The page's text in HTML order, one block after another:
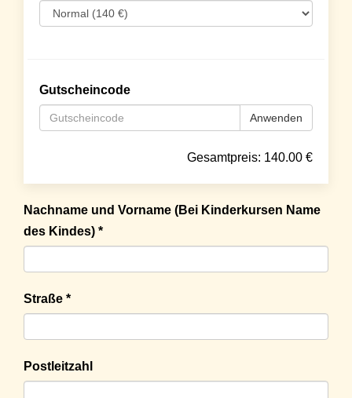
Gutscheincode
Anwenden
Gesamtpreis: 140.00 €
Nachname und Vorname (Bei Kinderkursen Name
des Kindes) *
Straße *
Postleitzahl